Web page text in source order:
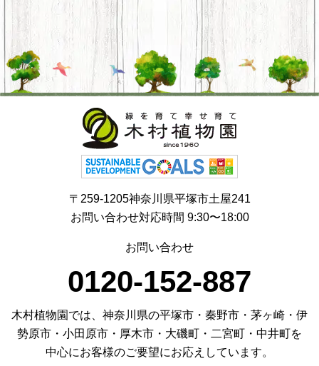
〒259-1205神奈川県平塚市土屋241
お問い合わせ対応時間 9:30〜18:00
お問い合わせ
0120-152-887
木村植物園では、神奈川県の平塚市・秦野市・茅ヶ崎・伊
勢原市・小田原市・厚木市・大磯町・二宮町・中井町を
中心にお客様のご要望にお応えしています。